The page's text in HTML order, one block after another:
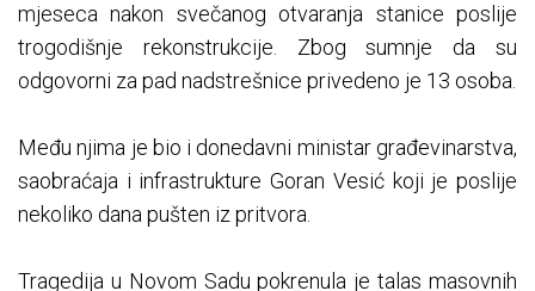
mjeseca nakon svečanog otvaranja stanice poslije
trogodišnje rekonstrukcije. Zbog sumnje da su
odgovorni za pad nadstrešnice privedeno je 13 osoba.
Među njima je bio i donedavni ministar građevinarstva,
saobraćaja i infrastrukture Goran Vesić koji je poslije
nekoliko dana pušten iz pritvora.
Tragedija u Novom Sadu pokrenula je talas masovnih